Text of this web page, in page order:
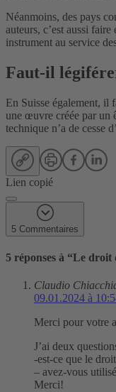
Néanmoins, des pays
auteurs, c’est aussi
instrument au service
Faut-il
En Suisse également, il
une œuvre créée par un
technique n’a de cesse
Lien copié
5 Commentaires
5 réponses à “Le droit
Claudio
09.01.2024 à
Merci pour votre
J’ai deux
-est-ce que le
– avez-vous
Merci!